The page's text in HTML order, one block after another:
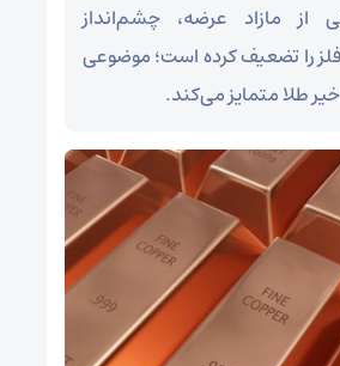
از مازاد عرضه، چشم‌انداز
را تضعیف کرده است؛ موضوعی
طلا متمایز می‌کند.